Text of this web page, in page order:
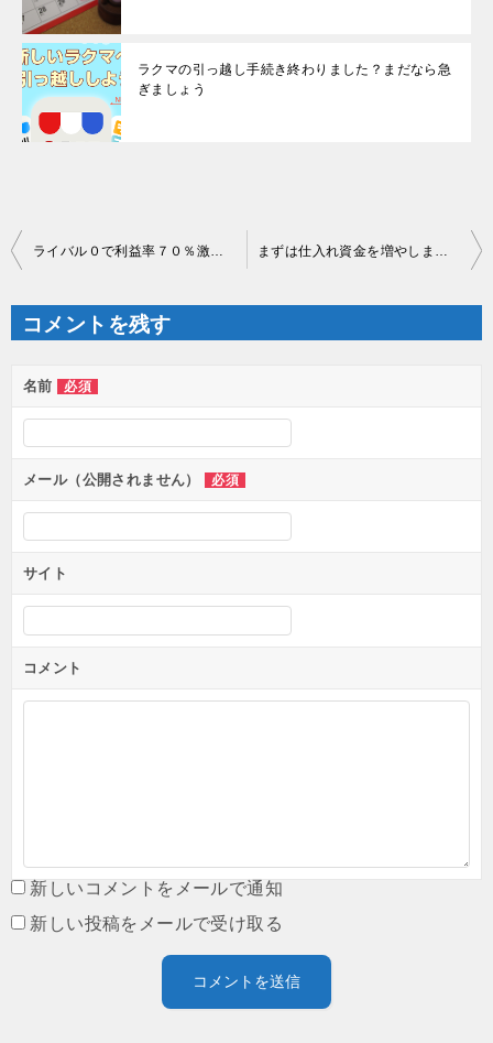
ラクマの引っ越し手続き終わりました？まだなら急
ぎましょう
投
稿
ナ
ゲ
ー
シ
ン
コメントを残す
名前 必須
メール（公開されません） 必須
サイト
コメント
新しいコメントをメールで通知
新しい投稿をメールで受け取る